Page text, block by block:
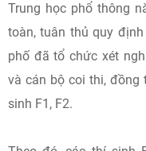
Trung học phổ thông
toàn, tuân thủ quy định
phố đã tổ chức xét
và cán bộ coi thi,
sinh F1, F2.